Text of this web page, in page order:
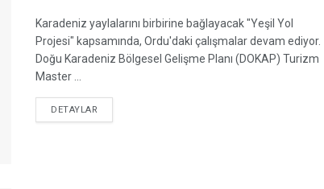
Karadeniz yaylalarını birbirine bağlayacak "Yeşil Yol
Projesi" kapsamında, Ordu'daki çalışmalar devam ediyor.
Doğu Karadeniz Bölgesel Gelişme Planı (DOKAP) Turizm
Master ...
DETAYLAR